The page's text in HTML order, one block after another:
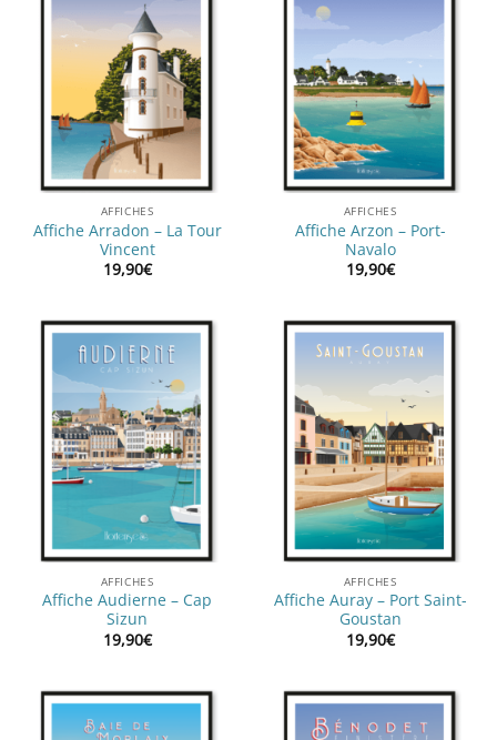
AFFICHES
Affiche Arradon – La Tour
Vincent
19,90€
AFFICHES
Affiche Arzon – Port-
Navalo
19,90€
AFFICHES
Affiche Audierne – Cap
Sizun
19,90€
AFFICHES
Affiche Auray – Port Saint-
Goustan
19,90€